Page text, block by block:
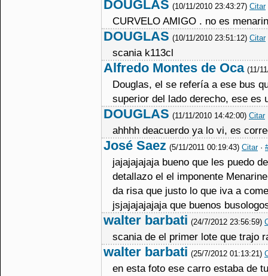
DOUGLAS (10/11/2010 23:43:27) Citar
CURVELO AMIGO . no es
DOUGLAS (10/11/2010 23:51:12) Citar
scania k113cl
Alfredo Montes de Oca (11/
Douglas, el se refería a ese bus
superior del lado derecho, ese es
DOUGLAS (11/11/2010 14:42:00) Citar
ahhhh deacuerdo ya lo vi, es
José Saez (5/11/2011 00:19:43) Citar·
jajajajajaja bueno que les puedo
detallazo el el imponente
da risa que justo lo que iva a
jsjajajajajaja que buenos
walter barbati (24/7/2012 23:56:59)
scania de el primer lote que trajo
walter barbati (25/7/2012 01:13:21)
en esta foto ese carro estaba de